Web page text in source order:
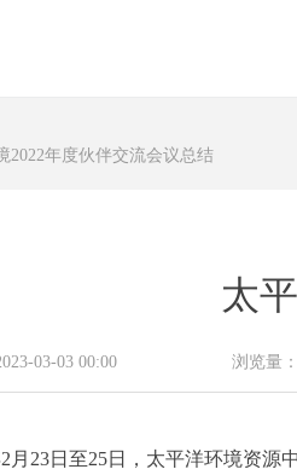
太
2月23日至25日，太平洋环境资
03-03 00:00 浏览量：
2022年度伙伴交流会议总结